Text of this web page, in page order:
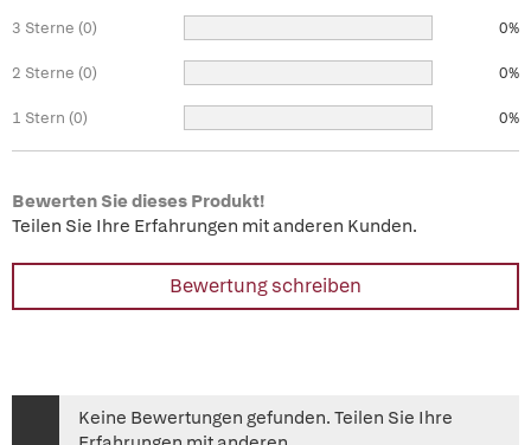
3 Sterne (0) 0%
2 Sterne (0) 0%
1 Stern (0) 0%
Bewerten Sie dieses Produkt!
Teilen Sie Ihre Erfahrungen mit anderen Kunden.
Bewertung schreiben
Keine Bewertungen gefunden. Teilen Sie Ihre